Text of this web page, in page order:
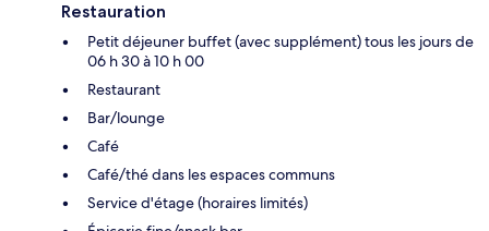
Restauration
Petit déjeuner buffet (avec supplément) tous les jours de
06 h 30 à 10 h 00
Restaurant
Bar/lounge
Café
Café/thé dans les espaces communs
Service d'étage (horaires limités)